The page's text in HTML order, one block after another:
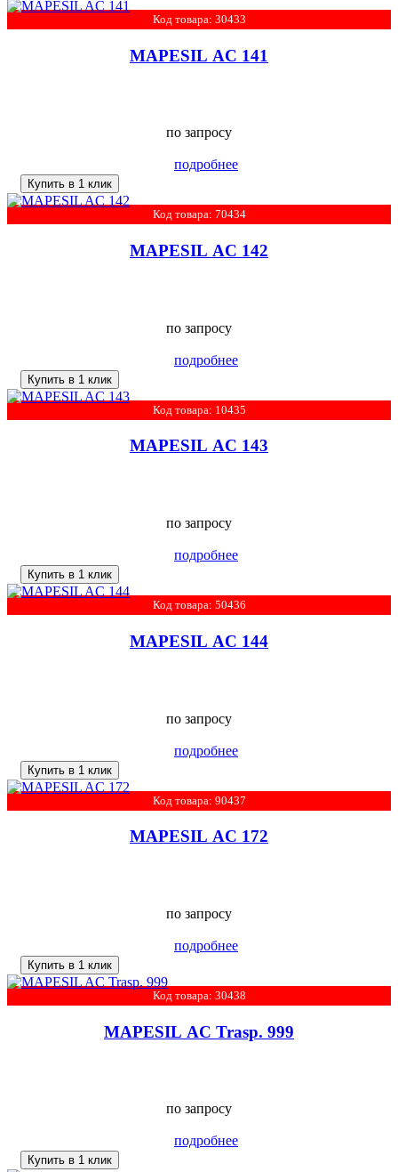
Код товара: 30433
MAPESIL AC 141
по запросу
подробнее
Купить в 1 клик
Код товара: 70434
MAPESIL AC 142
по запросу
подробнее
Купить в 1 клик
Код товара: 10435
MAPESIL AC 143
по запросу
подробнее
Купить в 1 клик
Код товара: 50436
MAPESIL AC 144
по запросу
подробнее
Купить в 1 клик
Код товара: 90437
MAPESIL AC 172
по запросу
подробнее
Купить в 1 клик
Код товара: 30438
MAPESIL AC Trasp. 999
по запросу
подробнее
Купить в 1 клик